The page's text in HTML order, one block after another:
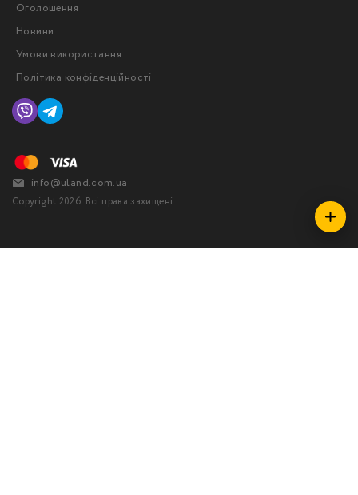
Copyright 2026. Всі права захищені.
Оголошення
Новини
Умови використання
Політика конфіденційності
info@uland.com.ua